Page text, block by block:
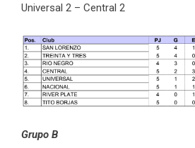
Universal 2 – Central 2
Grupo B